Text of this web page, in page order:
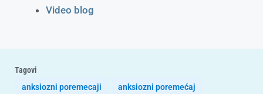
Video blog
Tagovi
anksiozni poremecaji
anksiozni poremećaj